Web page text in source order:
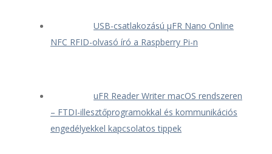
USB-csatlakozású μFR Nano Online
NFC RFID-olvasó író a Raspberry Pi-n
uFR Reader Writer macOS rendszeren
– FTDI-illesztőprogramokkal és kommunikációs
engedélyekkel kapcsolatos tippek